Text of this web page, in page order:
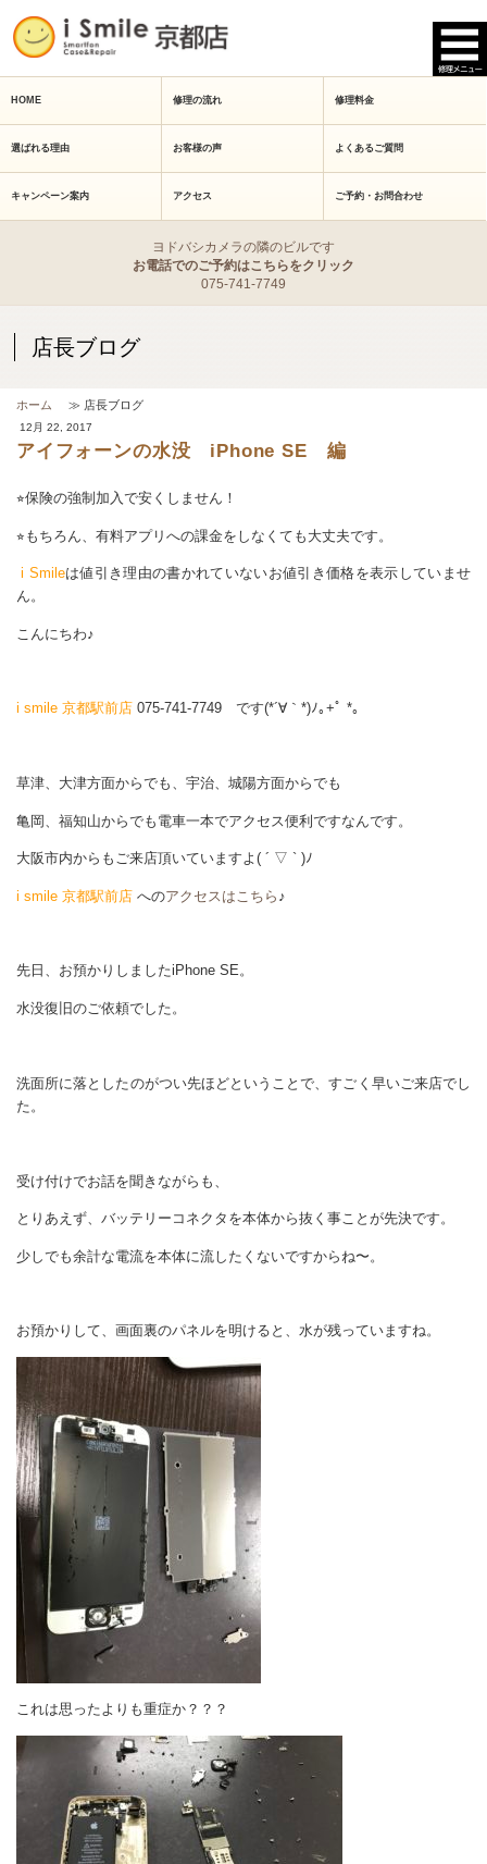
HOME 修理の流れ 修理料金
選ばれる理由 お客様の声 よくあるご質問
キャンペーン案内 アクセス ご予約・お問合わせ
ヨドバシカメラの隣のビルです
お電話でのご予約はこちらをクリック
075-741-7749
店長ブログ
ホーム ≫ 店長ブログ
12月 22, 2017
アイフォーンの水没 iPhone SE 編
⭐︎保険の強制加入で安くしません！
⭐︎もちろん、有料アプリへの課金をしなくても大丈夫です。
i Smileは値引き理由の書かれていないお値引き価格を表示していませ
ん。
こんにちわ♪
i smile 京都駅前店 075-741-7749 です(*´∀｀*)ﾉ｡+ﾟ *｡
草津、大津方面からでも、宇治、城陽方面からでも
亀岡、福知山からでも電車一本でアクセス便利ですなんです。
大阪市内からもご来店頂いていますよ( ´ ▽ ` )ﾉ
i smile 京都駅前店 へのアクセスはこちら ♪
先日、お預かりしましたiPhone SE。
水没復旧のご依頼でした。
洗面所に落としたのがつい先ほどということで、すごく早いご来店でし
た。
受け付けでお話を聞きながらも、
とりあえず、バッテリーコネクタを本体から抜く事ことが先決です。
少しでも余計な電流を本体に流したくないですからね〜。
お預かりして、画面裏のパネルを明けると、水が残っていますね。
これは思ったよりも重症か？？？